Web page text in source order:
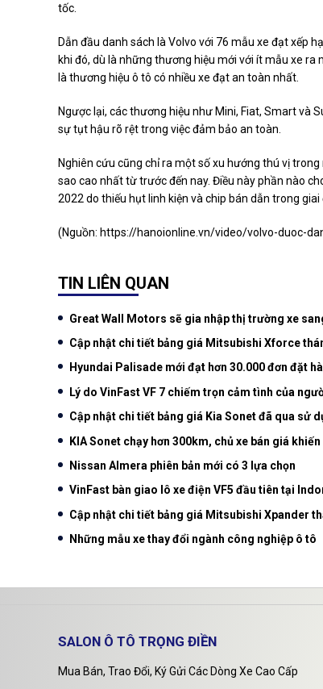
tốc.
Dẫn đầu danh sách là Volvo với 76 mẫu xe đạt xếp
khi đó, dù là những thương hiệu mới với ít mẫu xe ra
là thương hiệu ô tô có nhiều xe đạt an toàn nhất.
Ngược lại, các thương hiệu như Mini, Fiat, Smart và
sự tụt hậu rõ rệt trong việc đảm bảo an toàn.
Nghiên cứu cũng chỉ ra một số xu hướng thú vị
sao cao nhất từ trước đến nay. Điều này phần nào
2022 do thiếu hụt linh kiện và chip bán dẫn trong giai
(Nguồn: https://hanoionline.vn/video/volvo-duoc-
TIN LIÊN QUAN
Great Wall Motors sẽ gia nhập thị trường xe
Cập nhật chi tiết bảng giá Mitsubishi Xforce
Hyundai Palisade mới đạt hơn 30.000 đơn đặt
Lý do VinFast VF 7 chiếm trọn cảm tình của
Cập nhật chi tiết bảng giá Kia Sonet đã qua sử
KIA Sonet chạy hơn 300km, chủ xe bán giá
Nissan Almera phiên bản mới có 3 lựa chọn
VinFast bàn giao lô xe điện VF5 đầu tiên tại
Cập nhật chi tiết bảng giá Mitsubishi Xpander
Những mẫu xe thay đổi ngành công nghiệp ô tô
SALON Ô TÔ TRỌNG ĐIỀN
Mua Bán, Trao Đổi, Ký Gửi Các Dòng Xe Cao Cấp